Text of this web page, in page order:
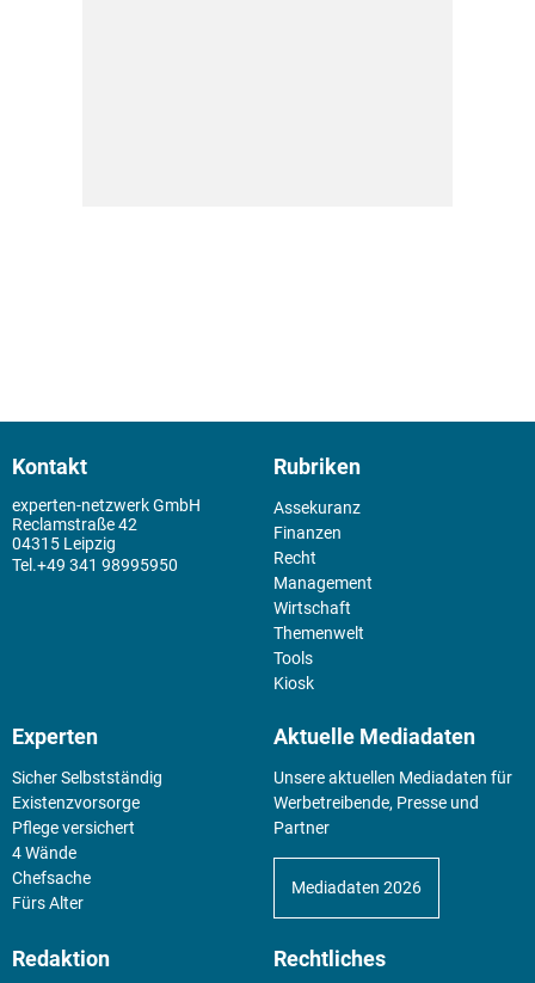
Kontakt
experten-netzwerk GmbH
Reclamstraße 42
04315 Leipzig
+49 341 98995950
Rubriken
Assekuranz
Finanzen
Recht
Management
Wirtschaft
Themenwelt
Tools
Kiosk
Experten
Sicher Selbstständig
Existenz­vorsorge
Pflege versichert
4 Wände
Chefsache
Fürs Alter
Aktuelle Mediadaten
Unsere aktuellen Mediadaten für
Werbetreibende, Presse und
Partner
Mediadaten 2026
Redaktion Rechtliches